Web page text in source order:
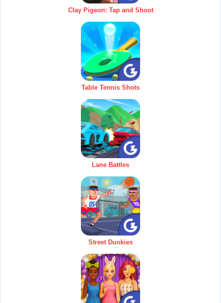
Clay Pigeon: Tap and Shoot
Table Tennis Shots
Lane Battles
Street Dunkies